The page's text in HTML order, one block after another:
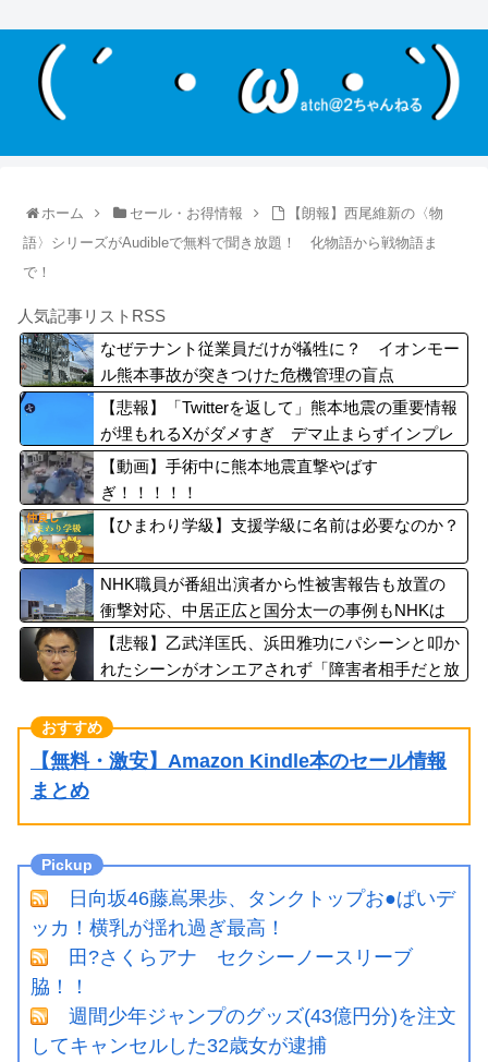
ホーム セール・お得情報
【朗報】西尾維新の〈物
語〉シリーズがAudibleで無料で聞き放題！ 化物語から戦物語ま
で！
人気記事リストRSS
なぜテナント従業員だけが犠牲に？ イオンモー
ル熊本事故が突きつけた危機管理の盲点
【悲報】「Twitterを返して」熊本地震の重要情報
が埋もれるXがダメすぎ デマ止まらずインプレ
ゾンビが拡散する始末
【動画】手術中に熊本地震直撃やばす
ぎ！！！！！
【ひまわり学級】支援学級に名前は必要なのか？
NHK職員が番組出演者から性被害報告も放置の
衝撃対応、中居正広と国分太一の事例もNHKは
「加害者を守る」のか、指摘される“隠蔽体質”
【悲報】乙武洋匡氏、浜田雅功にパシーンと叩か
れたシーンがオンエアされず「障害者相手だと放
【無料・激安】Amazon Kindle本のセール情報
まとめ
日向坂46藤嶌果歩、タンクトップお●ぱいデ
ッカ！横乳が揺れ過ぎ最高！
田?さくらアナ セクシーノースリーブ
脇！！
週間少年ジャンプのグッズ(43億円分)を注文
してキャンセルした32歳女が逮捕